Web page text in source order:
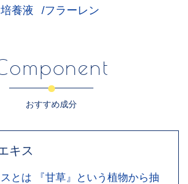
養液
フラーレン
おすすめ成分
キス
とは 『甘草』という植物から抽